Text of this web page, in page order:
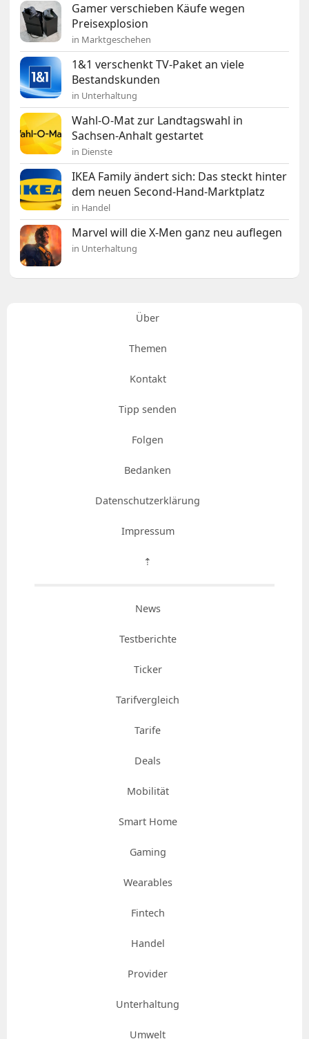
Gamer verschieben Käufe wegen
Preisexplosion
in Marktgeschehen
1&1 verschenkt TV-Paket an viele
Bestandskunden
in Unterhaltung
Wahl-O-Mat zur Landtagswahl in
Sachsen-Anhalt gestartet
in Dienste
IKEA Family ändert sich: Das steckt hinter
dem neuen Second-Hand-Marktplatz
in Handel
Marvel will die X-Men ganz neu auflegen
in Unterhaltung
Über
Themen
Kontakt
Tipp senden
Folgen
Bedanken
Datenschutzerklärung
Impressum
⇡
News
Testberichte
Ticker
Tarifvergleich
Tarife
Deals
Mobilität
Smart Home
Gaming
Wearables
Fintech
Handel
Provider
Unterhaltung
Umwelt